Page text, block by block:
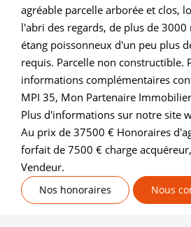
agréable parcelle arborée et clos,
l'abri des regards, de plus de 3000
étang poissonneux d'un peu plus
requis. Parcelle non constructible.
informations complémentaires
MPI 35, Mon Partenaire
Plus d'informations sur notre site
Au prix de 37500 € Honoraires
forfait de 7500 € charge
Vendeur.
Nos honoraires Nous